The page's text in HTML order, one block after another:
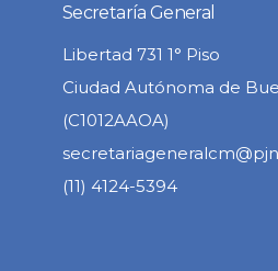
Secretaría General
Libertad 731 1° Piso
Ciudad Autónoma de
(C1012AAOA)
(11) 4124-5394